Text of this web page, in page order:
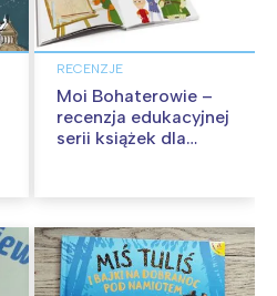
RECENZJE
Moi Bohaterowie –
recenzja edukacyjnej
serii książek dla